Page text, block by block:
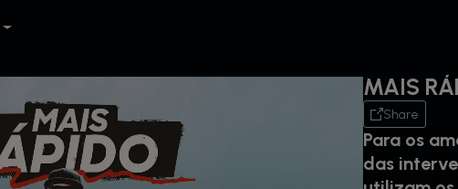
MAIS
Share
Para os
das